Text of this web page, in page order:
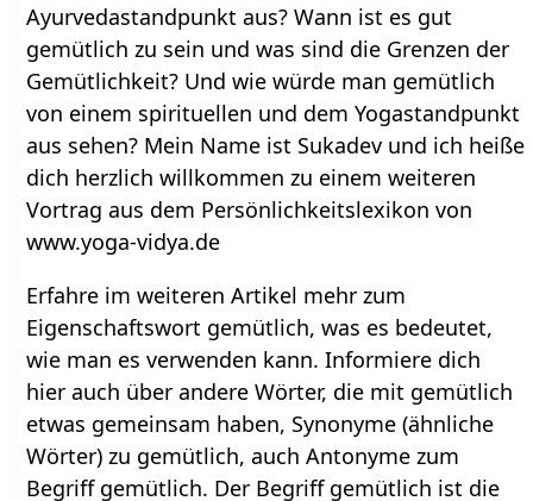
Ayurvedastandpunkt aus? Wann ist es gut
gemütlich zu sein und was sind die Grenzen der
Gemütlichkeit? Und wie würde man gemütlich
von einem spirituellen und dem Yogastandpunkt
aus sehen? Mein Name ist Sukadev und ich heiße
dich herzlich willkommen zu einem weiteren
Vortrag aus dem Persönlichkeitslexikon von
www.yoga-vidya.de
Erfahre im weiteren Artikel mehr zum
Eigenschaftswort gemütlich, was es bedeutet,
wie man es verwenden kann. Informiere dich
hier auch über andere Wörter, die mit gemütlich
etwas gemeinsam haben, Synonyme (ähnliche
Wörter) zu gemütlich, auch Antonyme zum
Begriff gemütlich. Der Begriff gemütlich ist die